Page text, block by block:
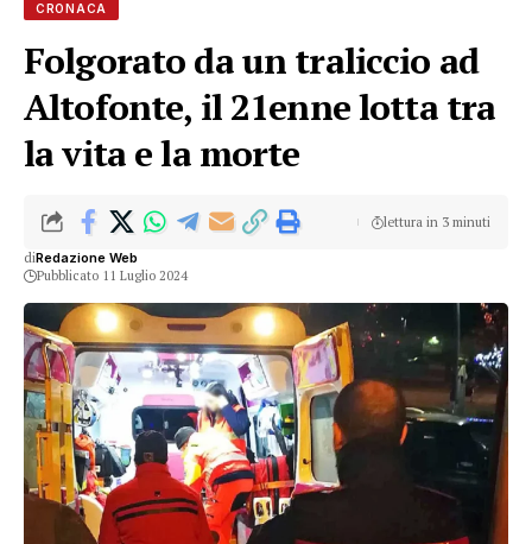
CRONACA
Folgorato da un traliccio ad
Altofonte, il 21enne lotta tra
la vita e la morte
diRedazione Web
Pubblicato 11 Luglio 2024
lettura in 3 minuti